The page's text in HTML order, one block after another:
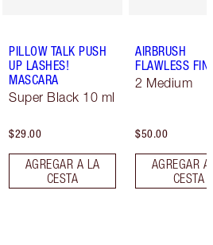
PILLOW TALK PUSH
UP LASHES!
MASCARA
Super Black 10 ml
$29.00
AGREGAR A LA
CESTA
AIRBRUSH
FLAWLESS
2 Medium
$50.00
AGREGAR
CESTA